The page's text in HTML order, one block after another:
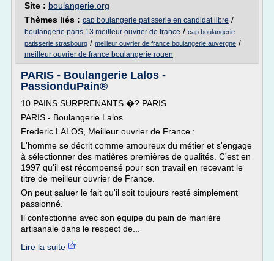
Site : boulangerie.org
Thèmes liés : cap boulangerie patisserie en candidat libre /
boulangerie paris 13 meilleur ouvrier de france / cap boulangerie
patisserie strasbourg / meilleur ouvrier de france boulangerie auvergne /
meilleur ouvrier de france boulangerie rouen
PARIS - Boulangerie Lalos -
PassionduPain®
10 PAINS SURPRENANTS �? PARIS
PARIS - Boulangerie Lalos
Frederic LALOS, Meilleur ouvrier de France :
L'homme se décrit comme amoureux du métier et s'engage
à sélectionner des matières premières de qualités. C'est en
1997 qu'il est récompensé pour son travail en recevant le
titre de meilleur ouvrier de France.
On peut saluer le fait qu'il soit toujours resté simplement
passionné.
Il confectionne avec son équipe du pain de manière
artisanale dans le respect de...
Lire la suite